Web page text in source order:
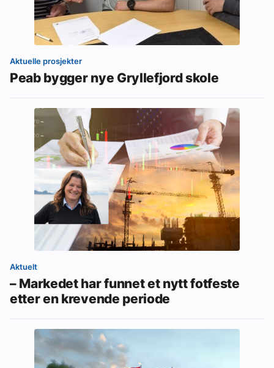
Aktuelle prosjekter
Peab bygger nye Gryllefjord skole
Aktuelt
– Markedet har funnet et nytt fotfeste
etter en krevende periode